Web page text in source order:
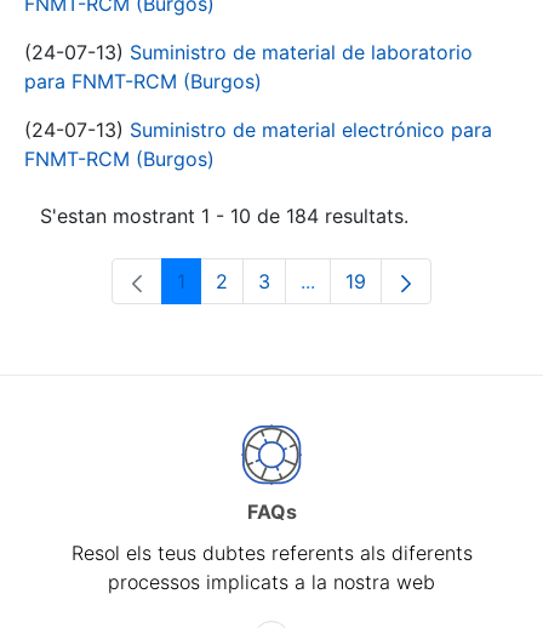
(24-07-13) Suministro de material de laboratorio
para FNMT-RCM (Burgos)
(24-07-13) Suministro de material electrónico para
FNMT-RCM (Burgos)
S'estan mostrant 1 - 10 de 184 resultats.
Pàgina
1 Pàgina
2 Pàgina
3 ...Pàgines intermèdies
Pàgina
19
FAQs
Resol els teus dubtes referents als diferents
processos implicats a la nostra web